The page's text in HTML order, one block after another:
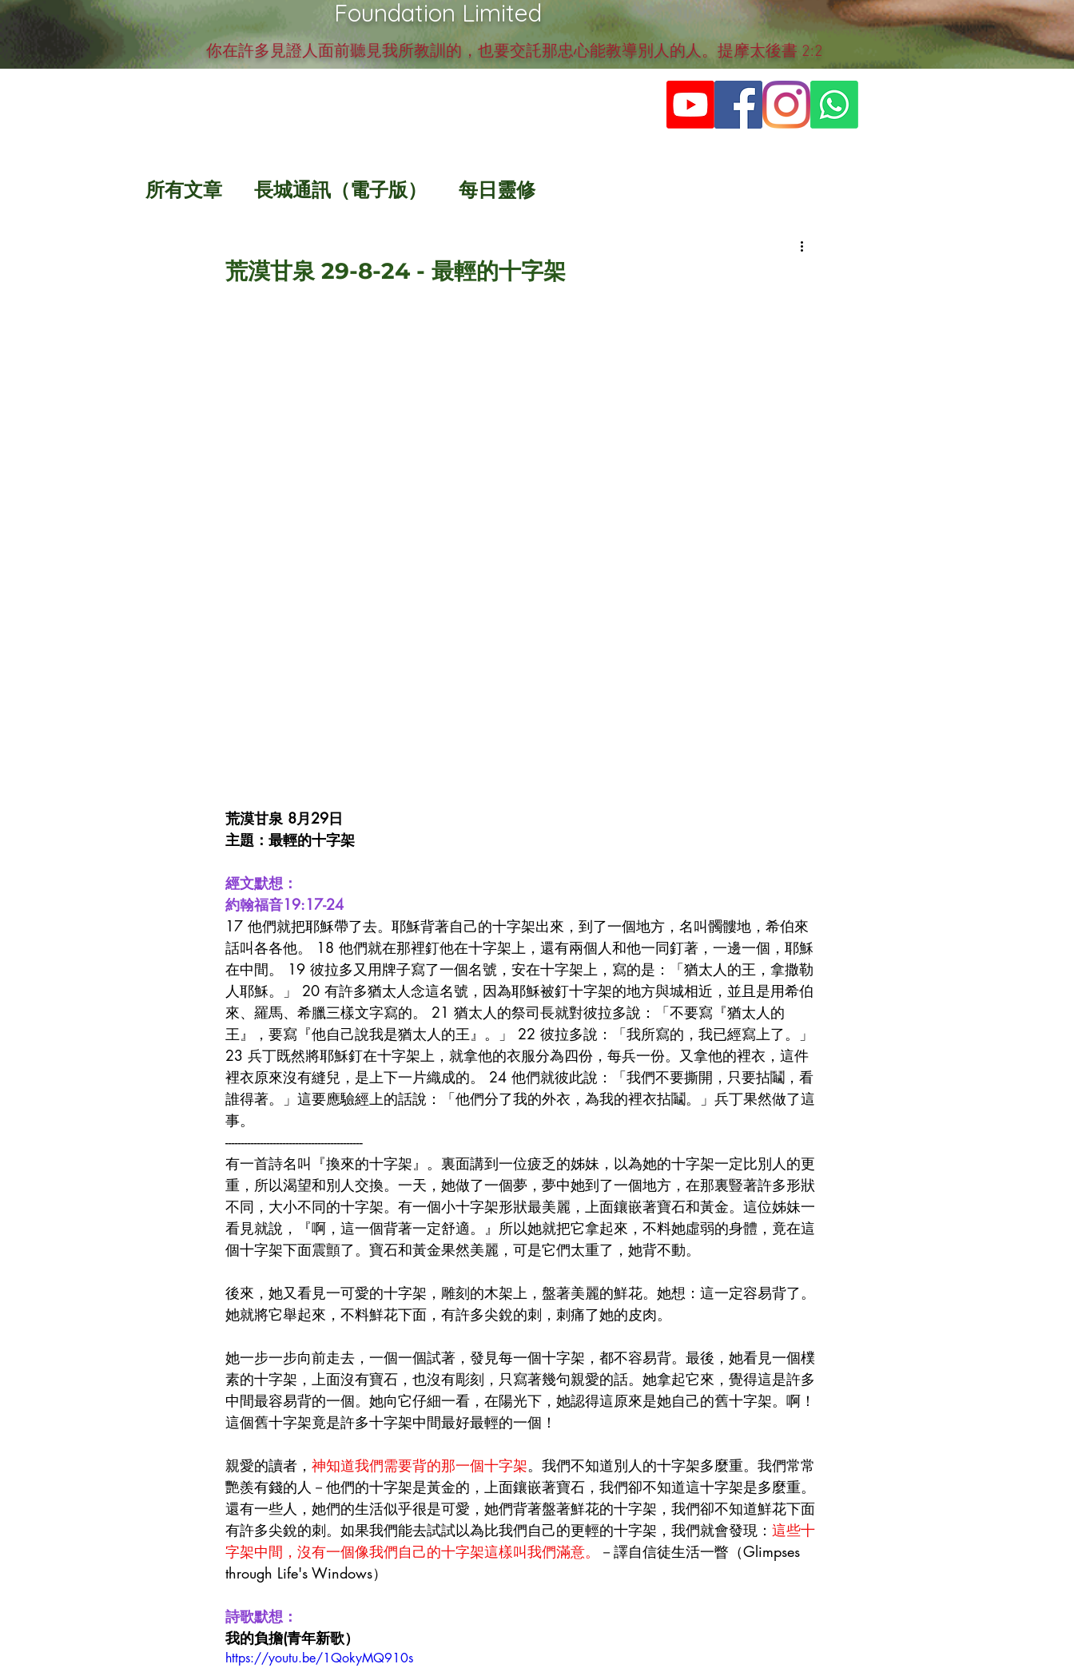
Foundation Limited
你在許多見證人面前聽見我所教訓的，也要交託那忠心能教導別人的人。提摩太後書 2:2
所有文章 長城通訊（電子版） 每日靈修
荒漠甘泉 29-8-24 - 最輕的十字架
荒漠甘泉 8月29日
主題：最輕的十字架
經文默想：
約翰福音19:17-24
17 他們就把耶穌帶了去。耶穌背著自己的十字架出來，到了一個地方，名叫髑髏地，希伯來
話叫各各他。 18 他們就在那裡釘他在十字架上，還有兩個人和他一同釘著，一邊一個，耶穌
在中間。 19 彼拉多又用牌子寫了一個名號，安在十字架上，寫的是：「猶太人的王，拿撒勒
人耶穌。」 20 有許多猶太人念這名號，因為耶穌被釘十字架的地方與城相近，並且是用希伯
來、羅馬、希臘三樣文字寫的。 21 猶太人的祭司長就對彼拉多說：「不要寫『猶太人的
王』，要寫『他自己說我是猶太人的王』。」 22 彼拉多說：「我所寫的，我已經寫上了。」
23 兵丁既然將耶穌釘在十字架上，就拿他的衣服分為四份，每兵一份。又拿他的裡衣，這件
裡衣原來沒有縫兒，是上下一片織成的。 24 他們就彼此說：「我們不要撕開，只要拈鬮，看
誰得著。」這要應驗經上的話說：「他們分了我的外衣，為我的裡衣拈鬮。」兵丁果然做了這
事。
-------------------------------------------
有一首詩名叫『換來的十字架』。裏面講到一位疲乏的姊妹，以為她的十字架一定比別人的更
重，所以渴望和別人交換。一天，她做了一個夢，夢中她到了一個地方，在那裏豎著許多形狀
不同，大小不同的十字架。有一個小十字架形狀最美麗，上面鑲嵌著寶石和黃金。這位姊妹一
看見就說，『啊，這一個背著一定舒適。』所以她就把它拿起來，不料她虛弱的身體，竟在這
個十字架下面震顫了。寶石和黃金果然美麗，可是它們太重了，她背不動。
後來，她又看見一可愛的十字架，雕刻的木架上，盤著美麗的鮮花。她想：這一定容易背了。
她就將它舉起來，不料鮮花下面，有許多尖銳的刺，刺痛了她的皮肉。
她一步一步向前走去，一個一個試著，發見每一個十字架，都不容易背。最後，她看見一個樸
素的十字架，上面沒有寶石，也沒有彫刻，只寫著幾句親愛的話。她拿起它來，覺得這是許多
中間最容易背的一個。她向它仔細一看，在陽光下，她認得這原來是她自己的舊十字架。啊！
這個舊十字架竟是許多十字架中間最好最輕的一個！
親愛的讀者， 神知道我們需要背的那一個十字架。我們不知道別人的十字架多麼重。我們常常
艷羨有錢的人－他們的十字架是黃金的，上面鑲嵌著寶石，我們卻不知道這十字架是多麼重。
還有一些人，她們的生活似乎很是可愛，她們背著盤著鮮花的十字架，我們卻不知道鮮花下面
有許多尖銳的刺。如果我們能去試試以為比我們自己的更輕的十字架，我們就會發現： 這些十
字架中間，沒有一個像我們自己的十字架這樣叫我們滿意。
－譯自信徒生活一瞥（Glimpses
through Life's Windows）
詩歌默想：
我的負擔(青年新歌）
https://youtu.be/1QokyMQ910s